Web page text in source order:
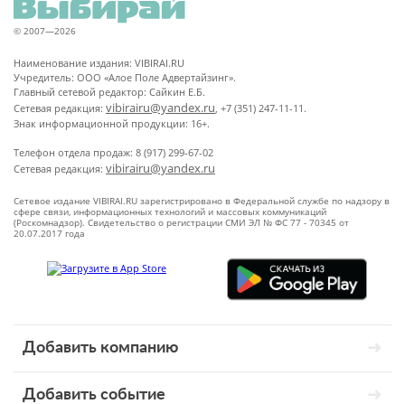
© 2007—2026
Наименование издания: VIBIRAI.RU
Учредитель: ООО «Алое Поле Адвертайзинг».
Главный сетевой редактор: Сайкин Е.Б.
Сетевая редакция: vibirairu@yandex.ru, +7 (351) 247-11-11.
Знак информационной продукции: 16+.
Телефон отдела продаж: 8 (917) 299-67-02
Сетевая редакция: vibirairu@yandex.ru
Сетевое издание VIBIRAI.RU зарегистрировано в Федеральной службе по надзору в
сфере связи, информационных технологий и массовых коммуникаций
(Роскомнадзор). Свидетельство о регистрации СМИ ЭЛ № ФС 77 - 70345 от
20.07.2017 года
Добавить компанию
Добавить событие